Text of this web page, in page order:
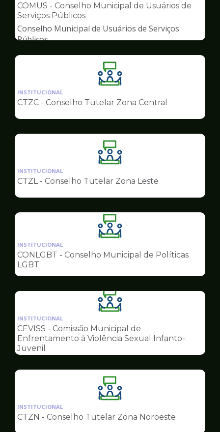
pagina
Conselhos
COMUS - Conselho Municipal de Usuários de
Serviços Públicos
Conselho Municipal de Usuários de Serviços
Públicos
Ilustração
da
pagina
Conselhos
INSTITUCIONAL
CTZC - Conselho Tutelar Zona Central
Ilustração
da
pagina
Conselhos
INSTITUCIONAL
CTZL - Conselho Tutelar Zona Leste
Ilustração
da
pagina
Conselhos
INSTITUCIONAL
CONLGBT - Conselho Municipal de Políticas
LGBT
Ilustração
da
pagina
de
INSTITUCIONAL
CEVISS - Comissão Municipal de
Enfrentamento à Violência Sexual Infanto-
Juvenil
Ilustração
da
pagina
INSTITUCIONAL
CTZN - Conselho Tutelar Zona Noroeste